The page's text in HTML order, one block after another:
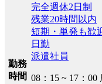
勤務
時間
完全週休2日制
残業20時間以内
短期・単発も歓
日勤
派遣社員
08：15 ~ 17：